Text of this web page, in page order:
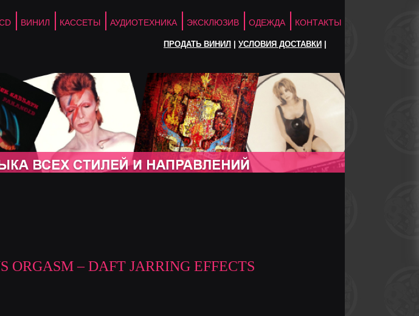
ВИНИЛ КАССЕТЫ АУДИОТЕХНИКА ЭКСКЛЮЗИВ ОДЕЖДА КОНТАКТЫ
ПРОДАТЬ ВИНИЛ УСЛОВИЯ ДОСТАВКИ
ORGASM – DAFT JARRING EFFECTS